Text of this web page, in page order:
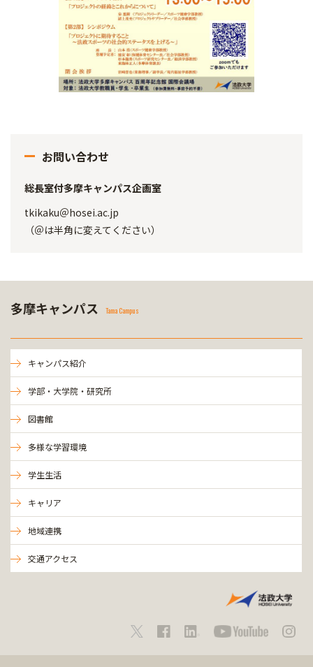
お問い合わせ
総長室付多摩キャンパス企画室
tkikaku＠hosei.ac.jp
（＠は半角に変えてください）
多摩キャンパス Tama Campus
キャンパス紹介
学部・大学院・研究所
図書館
多様な学習環境
学生生活
キャリア
地域連携
交通アクセス